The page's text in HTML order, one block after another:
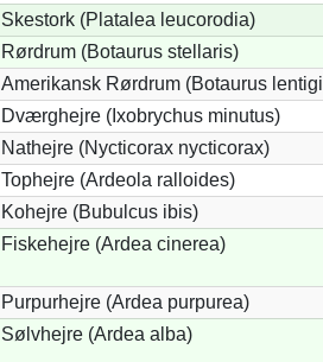
Skestork (Platalea leucorodia)
Rørdrum (Botaurus stellaris)
Amerikansk Rørdrum (Botaurus
Dværghejre (Ixobrychus minutus)
Nathejre (Nycticorax nycticorax)
Tophejre (Ardeola ralloides)
Kohejre (Bubulcus ibis)
Fiskehejre (Ardea cinerea)
Purpurhejre (Ardea purpurea)
Sølvhejre (Ardea alba)